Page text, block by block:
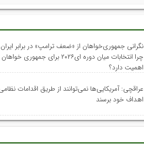
نگرانی جمهوری‌خواهان از «ضعف ترامپ» در برابر
چرا انتخابات میان دوره ای۲۰۲۶ برای جمهوری خواهان
اهمیت دارد؟
عراقچی: آمریکایی‌ها نمی‌توانند از طریق اقدامات
اهداف خود برسند